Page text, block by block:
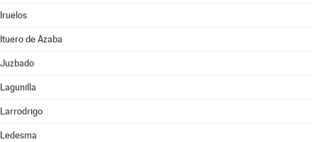
Iruelos
Ituero de Azaba
Juzbado
Lagunilla
Larrodrigo
Ledesma